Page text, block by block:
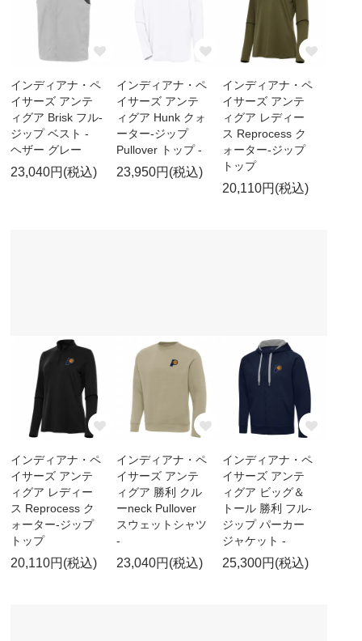
インディアナ・ペ
イサーズ アンテ
ィグア Brisk フル-
ジップ ベスト -
ヘザー グレー
23,040円(税込)
インディアナ・ペ
イサーズ アンテ
ィグア Hunk クォ
ーター-ジップ
Pullover トップ -
23,950円(税込)
インディアナ・ペ
イサーズ アンテ
ィグア レディー
ス Reprocess ク
ォーター-ジップ
トップ
20,110円(税込)
インディアナ・ペ
イサーズ アンテ
ィグア レディー
ス Reprocess ク
ォーター-ジップ
トップ
20,110円(税込)
インディアナ・ペ
イサーズ アンテ
ィグア 勝利 クル
ーneck Pullover
スウェットシャツ
-
23,040円(税込)
インディアナ・ペ
イサーズ アンテ
ィグア ビッグ＆
トール 勝利 フル-
ジップ パーカー
ジャケット -
25,300円(税込)